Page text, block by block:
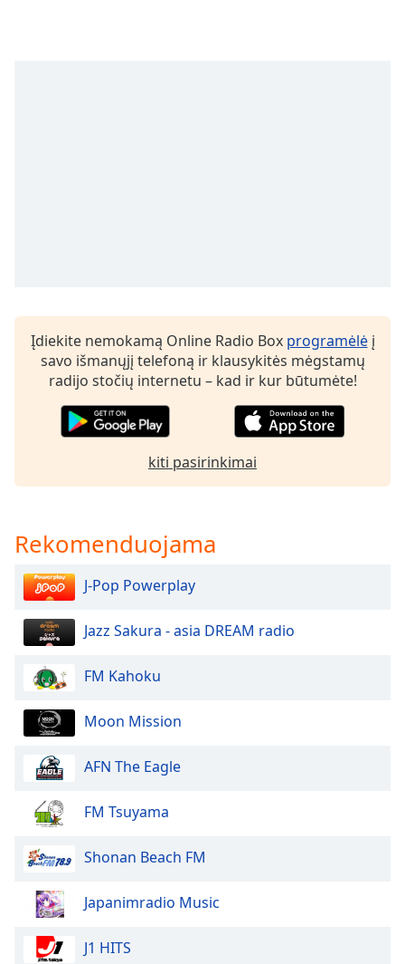
Edge
Close
Modal
End
dialog
window.
Įdiekite nemokamą Online Radio Box programėlėį
savo išmanųjį telefoną ir klausykitės mėgstamų
radijo stočių internetu – kad ir kur būtumėte!
kiti pasirinkimai
Rekomenduojama
J-Pop Powerplay
Jazz Sakura - asia DREAM radio
FM Kahoku
Moon Mission
AFN The Eagle
FM Tsuyama
Shonan Beach FM
Japanimradio Music
J1 HITS